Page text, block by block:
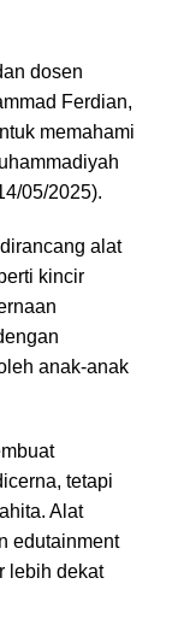
dosen
Ferdian,
memahami
05/2025).
alat
kincir
anak-anak
tetapi
Alat
edutainment
lebih dekat